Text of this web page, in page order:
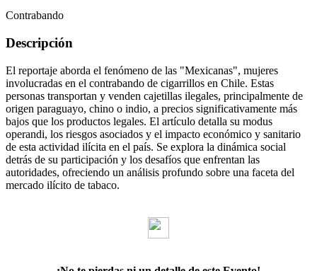
Contrabando
Descripción
El reportaje aborda el fenómeno de las "Mexicanas", mujeres
involucradas en el contrabando de cigarrillos en Chile. Estas
personas transportan y venden cajetillas ilegales, principalmente de
origen paraguayo, chino o indio, a precios significativamente más
bajos que los productos legales. El artículo detalla su modus
operandi, los riesgos asociados y el impacto económico y sanitario
de esta actividad ilícita en el país. Se explora la dinámica social
detrás de su participación y los desafíos que enfrentan las
autoridades, ofreciendo un análisis profundo sobre una faceta del
mercado ilícito de tabaco.